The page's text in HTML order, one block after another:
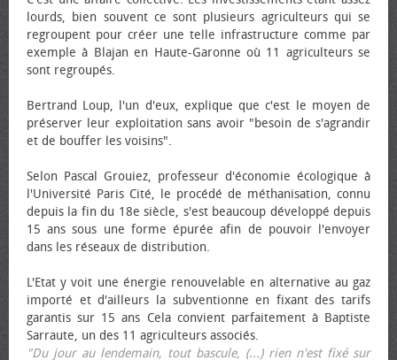
lourds, bien souvent ce sont plusieurs agriculteurs qui se
regroupent pour créer une telle infrastructure comme par
exemple à Blajan en Haute-Garonne où 11 agriculteurs se
sont regroupés.
Bertrand Loup, l'un d'eux, explique que c'est le moyen de
préserver leur exploitation sans avoir "besoin de s'agrandir
et de bouffer les voisins".
Selon Pascal Grouiez, professeur d'économie écologique à
l'Université Paris Cité, le procédé de méthanisation, connu
depuis la fin du 18e siècle, s'est beaucoup développé depuis
15 ans sous une forme épurée afin de pouvoir l'envoyer
dans les réseaux de distribution.
L'Etat y voit une énergie renouvelable en alternative au gaz
importé et d'ailleurs la subventionne en fixant des tarifs
garantis sur 15 ans Cela convient parfaitement à Baptiste
Sarraute, un des 11 agriculteurs associés.
"Du jour au lendemain, tout bascule, (...) rien n'est fixé sur